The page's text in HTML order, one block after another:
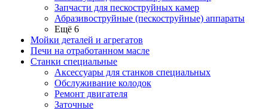
Запчасти для пескоструйных камер
Абразивоструйные (пескоструйные) аппараты
Ещё 6
Мойки деталей и агрегатов
Печи на отработанном масле
Станки специальные
Аксессуары для станков специальных
Обслуживание колодок
Ремонт двигателя
Заточные